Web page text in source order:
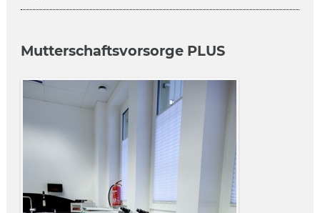
Mutterschaftsvorsorge PLUS